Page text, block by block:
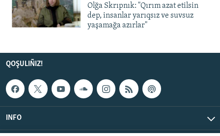
Olğa Skrıpnık: "Qırım azat etilsin
dep, insanlar yarıqsız ve suvsuz
yaşamağa azırlar"
QOŞULIÑIZ!
INFO